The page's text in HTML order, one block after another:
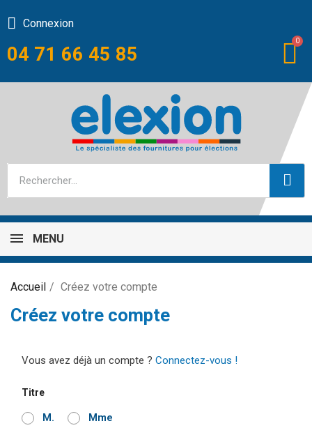
04 71 66 45 85
Connexion
MENU
Accueil Créez votre compte
Créez votre compte
Vous avez déjà un compte ? Connectez-vous !
Titre
M. Mme